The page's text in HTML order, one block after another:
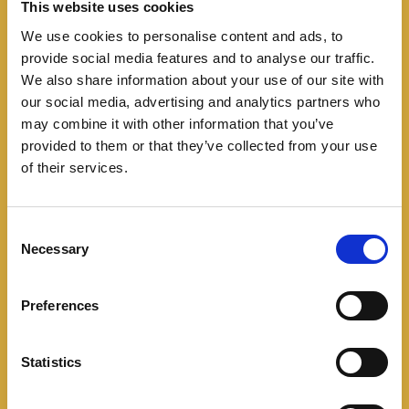
This website uses cookies
We use cookies to personalise content and ads, to
provide social media features and to analyse our traffic.
We also share information about your use of our site with
our social media, advertising and analytics partners who
may combine it with other information that you’ve
provided to them or that they’ve collected from your use
of their services.
Necessary
Preferences
Statistics
Navegación
de
Llega al país la Bronze Collection del Range
Rover Evoque
ENTRADAS RELACIONADAS